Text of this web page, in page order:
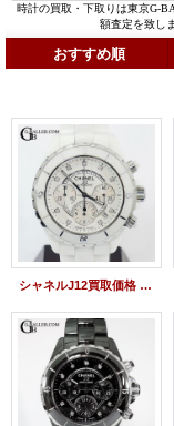
時計の買取・下取りは東京G-
額査定を致し
おすすめ順
シャネルJ12買取価格 | CHANEL J12クロノグラフ 9Pダイヤ H2009